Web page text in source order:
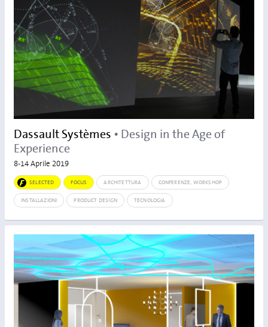
Dassault Systèmes • Design in the Age of
Experience
8-14 Aprile 2019
SELECTED FOCUS ARCHITETTURA CONFERENZE, WORKSHOP
INSTALLAZIONI PRODUCT DESIGN TECNOLOGIA